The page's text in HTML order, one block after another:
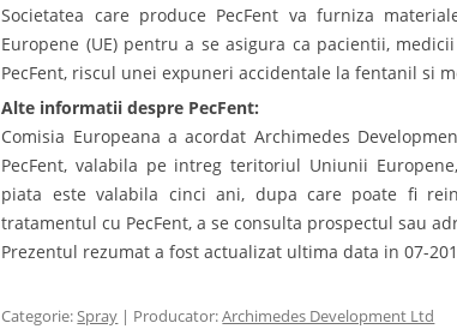
Societatea care produce PecFent va furniza
Europene (UE) pentru a se asigura ca pacientii,
PecFent, riscul unei expuneri accidentale la fentanil si
Alte informatii despre PecFent:
Comisia Europeana a acordat Archimedes
PecFent, valabila pe intreg teritoriul Uniunii
piata este valabila cinci ani, dupa care poate fi
tratamentul cu PecFent, a se consulta prospectul sau
Prezentul rezumat a fost actualizat ultima data in 07-
Categorie:Spray | Producator:Archimedes Development Ltd